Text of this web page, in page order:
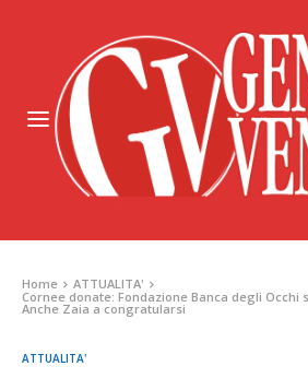
Home
ATTUALITA'
Cornee donate: Fondazione Banca degli Occhi
Anche Zaia a congratularsi
ATTUALITA'